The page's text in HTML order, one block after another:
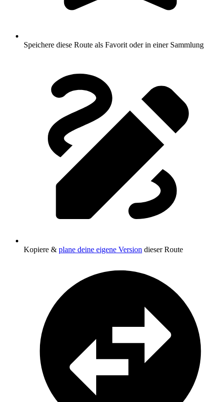
Speichere diese Route als Favorit oder in einer Sammlung
Kopiere & plane deine eigene Version dieser Route